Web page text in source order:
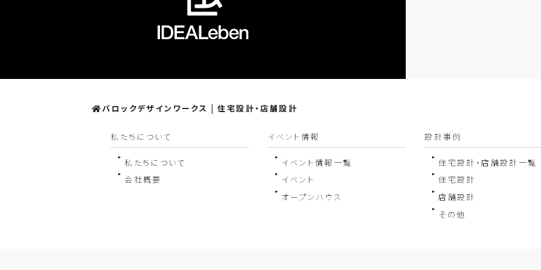
バロックデザインワークス | 住宅設計・店舗設計
私たちについて
私たちについて
会社概要
イベント情報
イベント情報一覧
イベント
オープンハウス
設計事例
住宅設計・店舗設計一覧
住宅設計
店舗設計
その他